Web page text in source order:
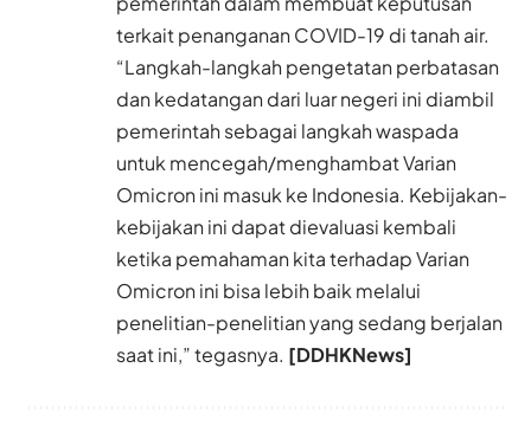
terkait penanganan COVID-19 di tanah air.
“Langkah-langkah pengetatan perbatasan
dan kedatangan dari luar negeri ini diambil
pemerintah sebagai langkah waspada
untuk mencegah/menghambat Varian
Omicron ini masuk ke Indonesia. Kebijakan-
kebijakan ini dapat dievaluasi kembali
ketika pemahaman kita terhadap Varian
Omicron ini bisa lebih baik melalui
penelitian-penelitian yang sedang berjalan
saat ini,” tegasnya. [DDHKNews]